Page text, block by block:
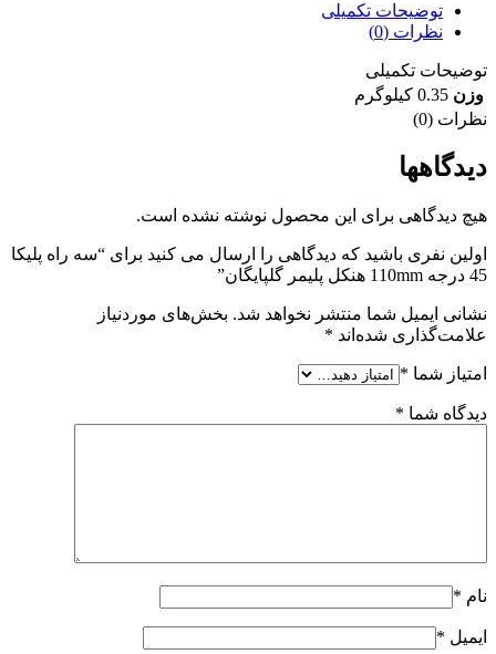
توضیحات تکمیلی
نظرات (0)
توضیحات تکمیلی
وزن 0.35 کیلوگرم
نظرات (0)
دیدگاهها
هیچ دیدگاهی برای این محصول نوشته نشده است.
اولین نفری باشید که دیدگاهی را ارسال می کنید برای “سه راه پلیکا
45 درجه 110mm هنکل پلیمر گلپایگان”
نشانی ایمیل شما منتشر نخواهد شد. بخش‌های موردنیاز
علامت‌گذاری شده‌اند *
امتیاز شما *
دیدگاه شما *
نام *
ایمیل *